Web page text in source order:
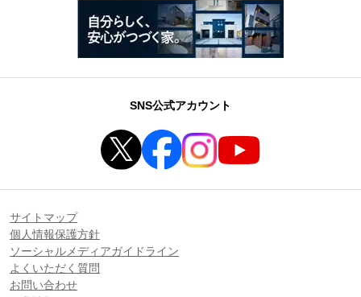
SNS公式アカウント
サイトマップ
個人情報保護方針
ソーシャルメディアガイドライン
よくいただく質問
お問い合わせ